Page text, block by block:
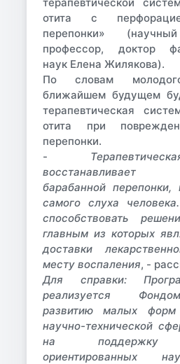
отита с
перепонки»
профессор, доктор
наук Елена Жилякова).
По словам
ближайшем будущем
терапевтическая
отита при
перепонки.
-
восстанавливает
барабанной
самого слуха
способствовать
главным из которых
доставки
месту воспаления, -
Для справки:
реализуется
развитию малых форм
научно-технической
на поддержку
ориентированных